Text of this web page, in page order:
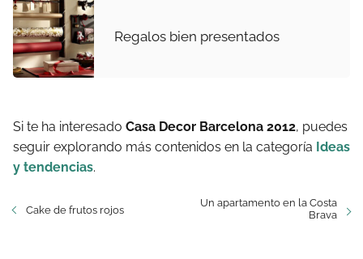
Regalos bien presentados
Si te ha interesado Casa Decor Barcelona 2012, puedes
seguir explorando más contenidos en la categoría Ideas
y tendencias.
Cake de frutos rojos
Un apartamento en la Costa
Brava